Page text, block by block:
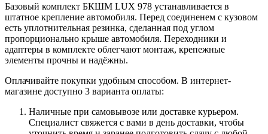
Базовый комплект БКШМ LUX 978 устанавливается в
штатное крепление автомобиля. Перед соединенем с кузовом
есть уплотнительная резинка, сделанная под углом
пропорционально крыше автомобиля. Переходники и
адаптеры в комплекте облегчают монтаж, крепежные
элементы прочны и надёжны.
Оплачивайте покупки удобным способом. В интернет-
магазине доступно 3 варианта оплаты:
Наличные при самовывозе или доставке курьером.
Специалист свяжется с вами в день доставки, чтобы